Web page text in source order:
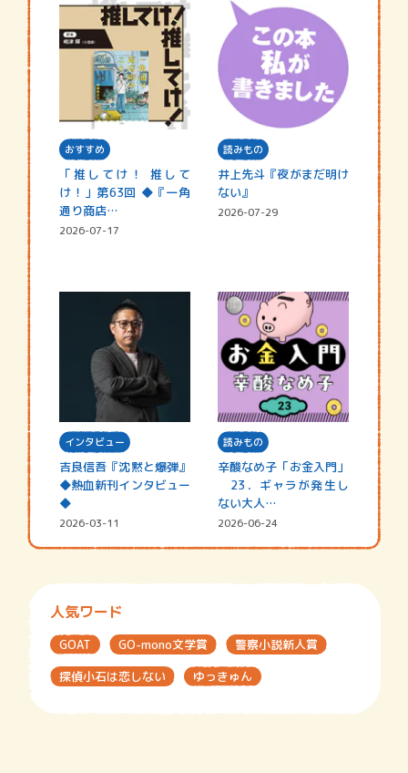
おすすめ
「推してけ！ 推して
け！」第63回 ◆『一角
通り商店…
2026-07-17
読みもの
井上先斗『夜がまだ明け
ない』
2026-07-29
インタビュー
吉良信吾『沈黙と爆弾』
◆熱血新刊インタビュー
◆
2026-03-11
読みもの
辛酸なめ子「お金入門」
23．ギャラが発生し
ない大人…
2026-06-24
人気ワード
GOAT GO-mono文学賞
警察小説新人賞
探偵小石は恋しない
ゆっきゅん